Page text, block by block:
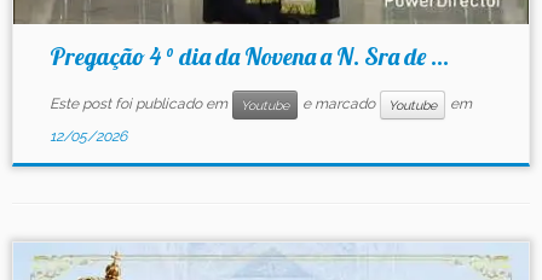
Pregação 4 ° dia da Novena a N. Sra de ...
Este post foi publicado em Youtube e marcado Youtube
em
12/05/2026